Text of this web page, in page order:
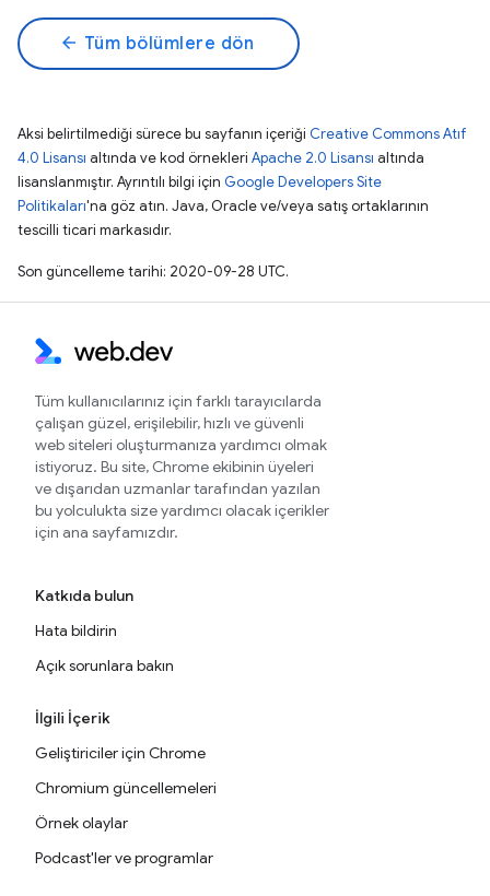
arrow_back Tüm bölümlere dön
Aksi belirtilmediği sürece bu sayfanın içeriği Creative Commons Atıf
4.0 Lisansı altında ve kod örnekleri Apache 2.0 Lisansı altında
lisanslanmıştır. Ayrıntılı bilgi için Google Developers Site
Politikaları'na göz atın. Java, Oracle ve/veya satış ortaklarının
tescilli ticari markasıdır.
Son güncelleme tarihi: 2020-09-28 UTC.
Tüm kullanıcılarınız için farklı tarayıcılarda
çalışan güzel, erişilebilir, hızlı ve güvenli
web siteleri oluşturmanıza yardımcı olmak
istiyoruz. Bu site, Chrome ekibinin üyeleri
ve dışarıdan uzmanlar tarafından yazılan
bu yolculukta size yardımcı olacak içerikler
için ana sayfamızdır.
Katkıda bulun
Hata bildirin
Açık sorunlara bakın
İlgili İçerik
Geliştiriciler için Chrome
Chromium güncellemeleri
Örnek olaylar
Podcast'ler ve programlar